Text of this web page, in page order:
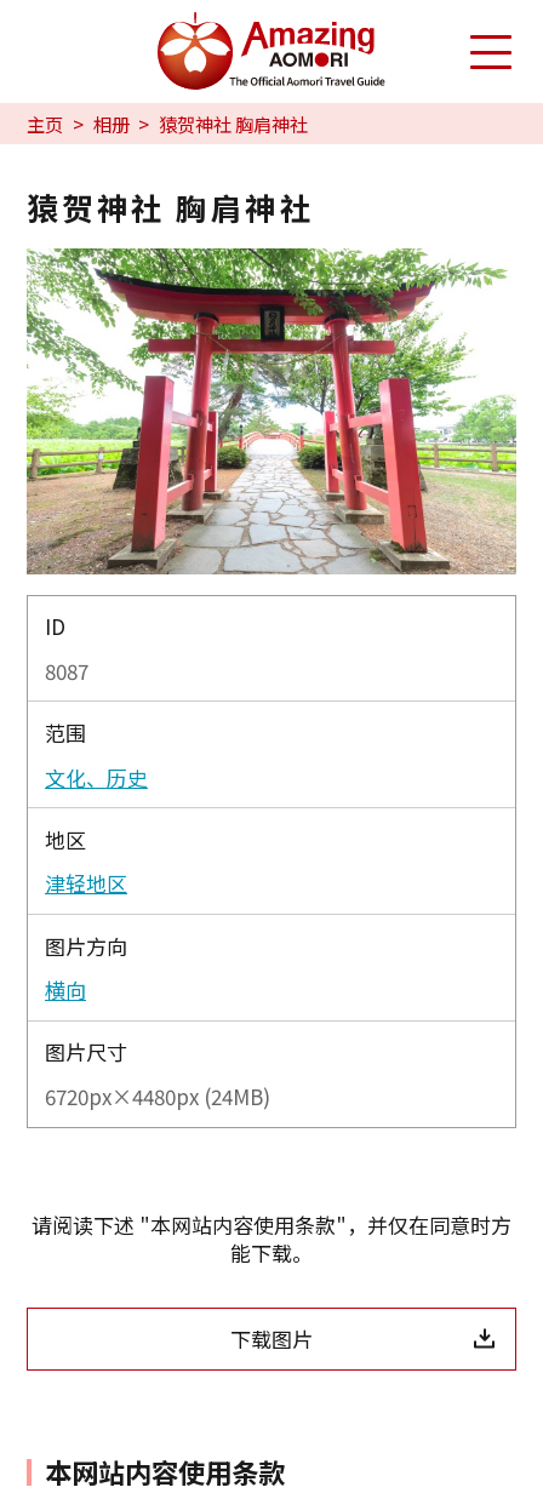
主页 相册 猿贺神社 胸肩神社
猿贺神社 胸肩神社
ID
8087
范围
文化、历史
地区
津轻地区
图片方向
横向
图片尺寸
6720px×4480px (24MB)
请阅读下述 "本网站内容使用条款"，并仅在同意时方
能下载。
下载图片
本网站内容使用条款